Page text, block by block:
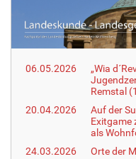
e
:
06.05.2026
„Wia
Remstal
20.04.2026
Auf der
Exitgame
als
24.03.2026
Orte der